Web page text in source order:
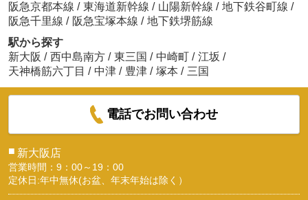
阪急京都本線 / 東海道新幹線 / 山陽新幹線 / 地下鉄谷町線 /
阪急千里線 / 阪急宝塚本線 / 地下鉄堺筋線
駅から探す
新大阪 / 西中島南方 / 東三国 / 中崎町 / 江坂 /
天神橋筋六丁目 / 中津 / 豊津 / 塚本 / 三国
電話でお問い合わせ
■ 新大阪店
営業時間：9：00～19：00
定休日:年中無休(お盆、年末年始は除く）